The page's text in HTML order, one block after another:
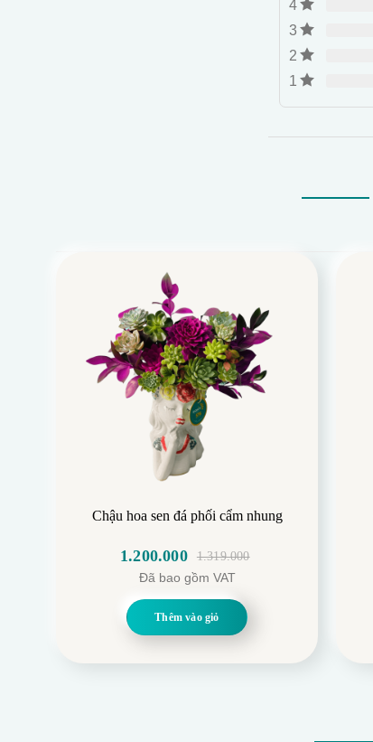
4
3
2
1
Chậu hoa sen đá phối cẩm nhung
1.319.000
là:
1.319.000.
1.200.000
tại
là:
Đã bao gồm VAT
Thêm vào giỏ